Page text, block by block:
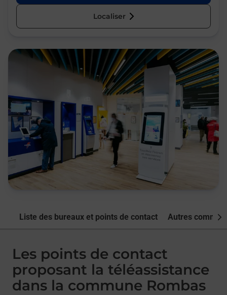
Localiser
Liste des bureaux et points de contact Autres
Les points de contact
proposant la téléassistance
dans la commune Rombas